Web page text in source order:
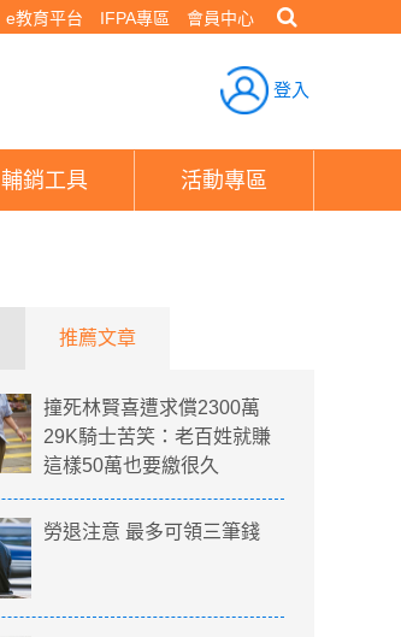
e教育平台 IFPA專區 會員中心
登入
輔銷工具 活動專區
推薦文章
撞死林賢喜遭求償2300萬
29K騎士苦笑：老百姓就賺
這樣50萬也要繳很久
勞退注意 最多可領三筆錢